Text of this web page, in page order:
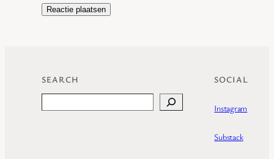
SEARCH SOCIAL
Instagram
Substack